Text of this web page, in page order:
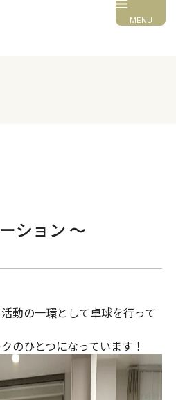
MENU
ション ～
動の一環として卓球を行って
のひとつになっています！